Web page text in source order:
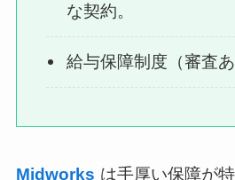
な契約。
給与保障制度（審査あ
Midworks は手厚い保障が